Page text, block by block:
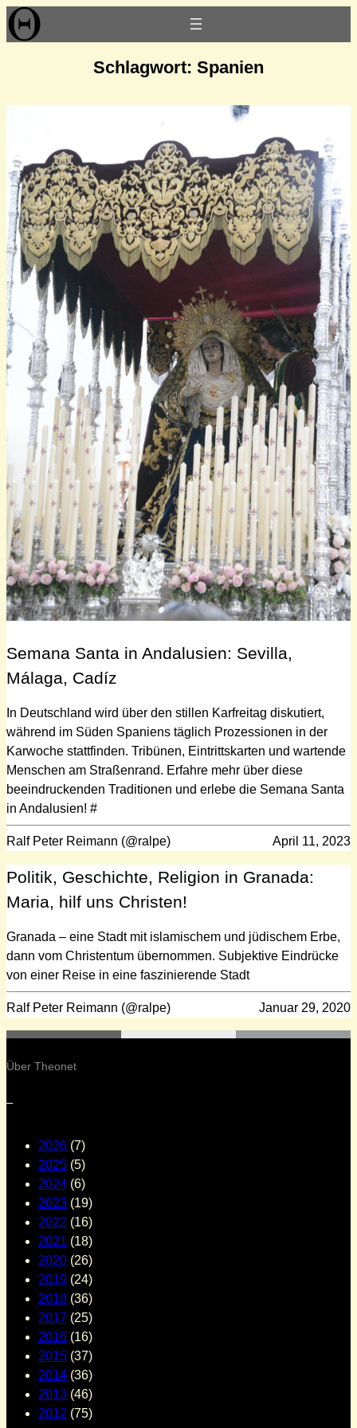
Zum
Inhalt
Schlagwort: Spanien
Semana Santa in Andalusien: Sevilla,
Málaga, Cadíz
In Deutschland wird über den stillen Karfreitag diskutiert,
während im Süden Spaniens täglich Prozessionen in der
Karwoche stattfinden. Tribünen, Eintrittskarten und wartende
Menschen am Straßenrand. Erfahre mehr über diese
beeindruckenden Traditionen und erlebe die Semana Santa
in Andalusien! #
Ralf Peter Reimann (@ralpe) April 11, 2023
Politik, Geschichte, Religion in Granada:
Maria, hilf uns Christen!
Granada – eine Stadt mit islamischem und jüdischem Erbe,
dann vom Christentum übernommen. Subjektive Eindrücke
von einer Reise in eine faszinierende Stadt
Ralf Peter Reimann (@ralpe) Januar 29, 2020
Über Theonet
–
2026 (7)
2025 (5)
2024 (6)
2023 (19)
2022 (16)
2021 (18)
2020 (26)
2019 (24)
2018 (36)
2017 (25)
2016 (16)
2015 (37)
2014 (36)
2013 (46)
2012 (75)